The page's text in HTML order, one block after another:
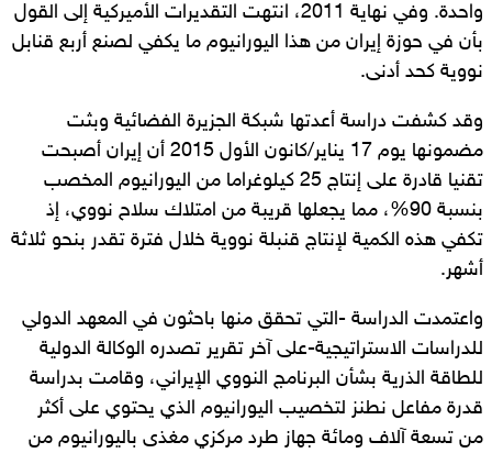
واحدة. وفي نهاية 2011، انتهت التقديرات الأميركية إلى القول
بأن في حوزة إيران من هذا اليورانيوم ما يكفي لصنع أربع قنابل
نووية كحد أدنى.
وقد كشفت دراسة أعدتها شبكة الجزيرة الفضائية وبثت
مضمونها يوم 17 يناير/كانون الأول 2015 أن إيران أصبحت
تقنيا قادرة على إنتاج 25 كيلوغراما من اليورانيوم المخصب
بنسبة 90%، مما يجعلها قريبة من امتلاك سلاح نووي، إذ
تكفي هذه الكمية لإنتاج قنبلة نووية خلال فترة تقدر بنحو ثلاثة
أشهر.
واعتمدت الدراسة -التي تحقق منها باحثون في المعهد الدولي
للدراسات الاستراتيجية-على آخر تقرير تصدره الوكالة الدولية
للطاقة الذرية بشأن البرنامج النووي الإيراني، وقامت بدراسة
قدرة مفاعل نطنز لتخصيب اليورانيوم الذي يحتوي على أكثر
من تسعة آلاف ومائة جهاز طرد مركزي مغذى باليورانيوم من